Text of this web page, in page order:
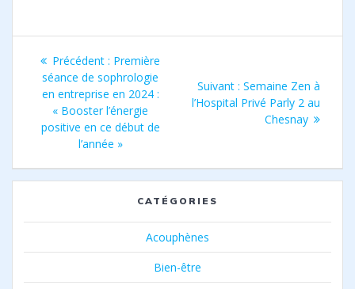
Navigation
de
l’article
Précédent : Article
précédent
:
Première
séance de sophrologie
en entreprise en 2024 :
« Booster l’énergie
positive en ce début de
l’année »
Suivant : Article
suivant
Semaine Zen à
l’Hospital Privé Parly 2 au
Chesnay
CATÉGORIES
Acouphènes
Bien-être